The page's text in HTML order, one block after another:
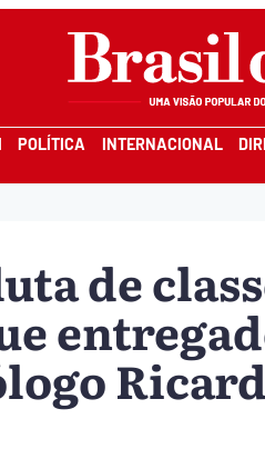
POLÍTICA INTERNACIONAL
de